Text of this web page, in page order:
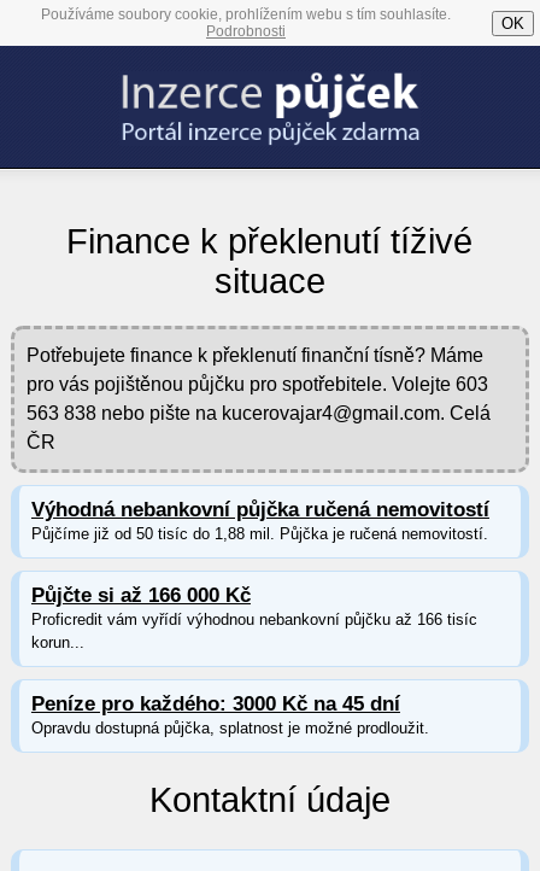
Používáme soubory cookie, prohlížením webu s tím souhlasíte.
Podrobnosti
OK
Finance k překlenutí tíživé
situace
Potřebujete finance k překlenutí finanční tísně? Máme
pro vás pojištěnou půjčku pro spotřebitele. Volejte 603
563 838 nebo pište na kucerovajar4@gmail.com. Celá
ČR
Výhodná nebankovní půjčka ručená nemovitostí
Půjčíme již od 50 tisíc do 1,88 mil. Půjčka je ručená nemovitostí.
Půjčte si až 166 000 Kč
Proficredit vám vyřídí výhodnou nebankovní půjčku až 166 tisíc
korun...
Peníze pro každého: 3000 Kč na 45 dní
Opravdu dostupná půjčka, splatnost je možné prodloužit.
Kontaktní údaje